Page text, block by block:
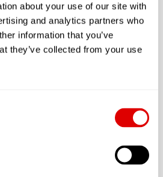
about your use of our site with
and analytics partners who
information that you’ve
they’ve collected from your use
aux occupants sous conditions
le logement (domicile ou
ou résidence senior) n’est pas
l’Etat.
une aide au
?
spécifiques à l’hébergement des
directement en relation avec la